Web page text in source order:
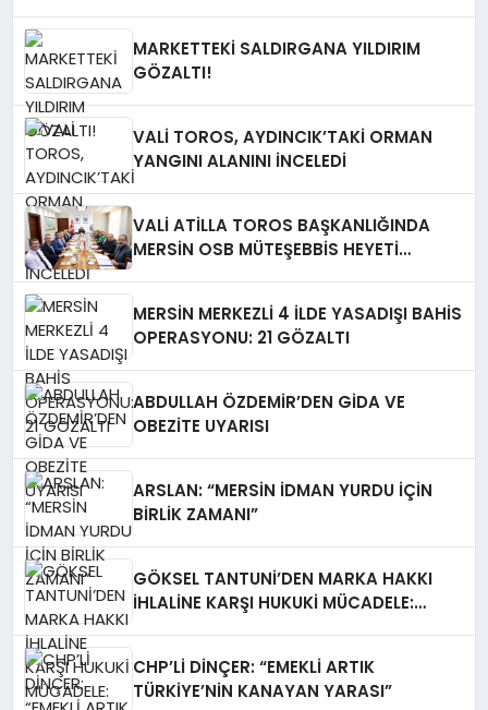
MARKETTEKİ SALDIRGANA YILDIRIM
GÖZALTI!
VALİ TOROS, AYDINCIK’TAKİ ORMAN
YANGINI ALANINI İNCELEDİ
VALİ ATİLLA TOROS BAŞKANLIĞINDA
MERSİN OSB MÜTEŞEBBİS HEYETİ
MERSİN MERKEZLİ 4 İLDE YASADIŞI BAHİS
OPERASYONU: 21 GÖZALTI
ABDULLAH ÖZDEMİR’DEN GİDA VE
OBEZİTE UYARISI
ARSLAN: “MERSİN İDMAN YURDU İÇİN
BİRLİK ZAMANI”
GÖKSEL TANTUNİ’DEN MARKA HAKKI
İHLALİNE KARŞI HUKUKİ MÜCADELE:
CHP’Lİ DİNÇER: “EMEKLİ ARTIK
TÜRKİYE’NİN KANAYAN YARASI”